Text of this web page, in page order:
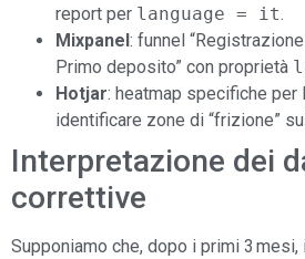
report per language = it.
Mixpanel : funnel
Primo deposito” con proprietà
Hotjar: heatmap specifiche per
identificare zone di “frizione”
Interpretazione dei
correttive
Supponiamo che, dopo i primi 3